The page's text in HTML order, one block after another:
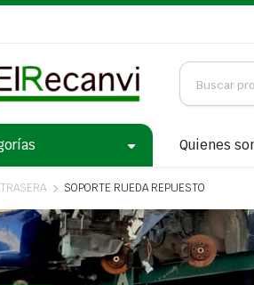
Quienes
SOPORTE RUEDA REPUESTO